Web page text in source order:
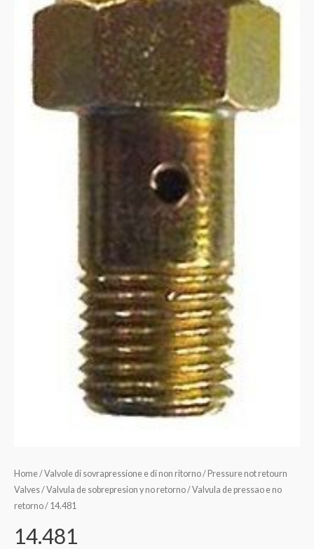
Home/Valvole di sovrapressione e di non ritorno / Pressure not retourn
Valves / Valvula de sobrepresion y no retorno / Valvula de pressao e no
retorno/ 14.481
14.481